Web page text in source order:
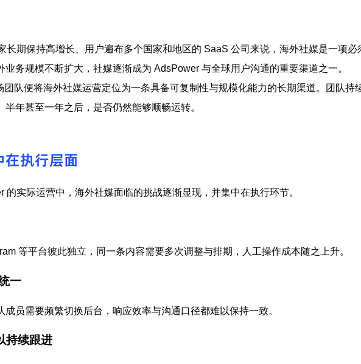
长期保持高增长、用户遍布多个国家和地区的 SaaS 公司来说，海外社媒是一项必
务规模不断扩大，社媒逐渐成为 AdsPower 与全球用户沟通的重要渠道之一。
队便将海外社媒运营定位为一条具备可复制性与规模化能力的长期渠道。团队持
年甚至一年之后，是否仍然能够顺畅运转。
执行层面
的实际运营中，海外社媒面临的挑战逐渐显现，并集中在执行环节。
等平台彼此独立，同一条内容需要多次调整与排期，人工操作成本随之上升。
一
员需要频繁切换后台，响应效率与沟通口径都难以保持一致。
持续跟进